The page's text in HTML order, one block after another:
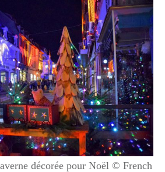
décorée pour Noël © French